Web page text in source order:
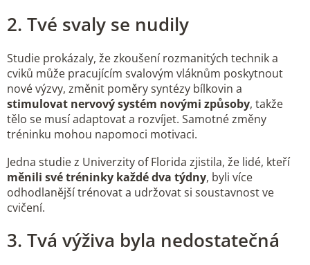
2. Tvé svaly se nudily
Studie prokázaly, že zkoušení rozmanitých technik a
cviků může pracujícím svalovým vláknům poskytnout
nové výzvy, změnit poměry syntézy bílkovin a
stimulovat nervový systém novými způsoby, takže
tělo se musí adaptovat a rozvíjet. Samotné změny
tréninku mohou napomoci motivaci.
Jedna studie z Univerzity of Florida zjistila, že lidé, kteří
měnili své tréninky každé dva týdny, byli více
odhodlanější trénovat a udržovat si soustavnost ve
cvičení.
3. Tvá výživa byla nedostatečná